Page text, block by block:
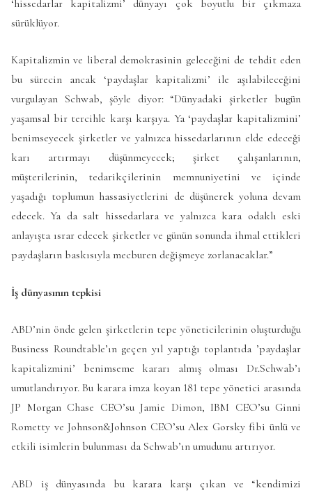
‘hissedarlar kapitalizmi’ dünyayı çok boyutlu bir çıkmaza
sürüklüyor.
Kapitalizmin ve liberal demokrasinin geleceğini de tehdit eden
bu sürecin ancak ‘paydaşlar kapitalizmi’ ile aşılabileceğini
vurgulayan Schwab, şöyle diyor: “Dünyadaki şirketler bugün
yaşamsal bir tercihle karşı karşıya. Ya ‘paydaşlar kapitalizmini’
benimseyecek şirketler ve yalnızca hissedarlarının elde edeceği
karı artırmayı düşünmeyecek; şirket çalışanlarının,
müşterilerinin, tedarikçilerinin memnuniyetini ve içinde
yaşadığı toplumun hassasiyetlerini de düşünerek yoluna devam
edecek. Ya da salt hissedarlara ve yalnızca kara odaklı eski
anlayışta ısrar edecek şirketler ve günün sonunda ihmal ettikleri
paydaşların baskısıyla mecburen değişmeye zorlanacaklar.”
İş dünyasının tepkisi
ABD’nin önde gelen şirketlerin tepe yöneticilerinin oluşturduğu
Business Roundtable’ın geçen yıl yaptığı toplantıda ’paydaşlar
kapitalizmini’ benimseme kararı almış olması Dr.Schwab’ı
umutlandırıyor. Bu karara imza koyan 181 tepe yönetici arasında
JP Morgan Chase CEO’su Jamie Dimon, IBM CEO’su Ginni
Rometty ve Johnson&Johnson CEO’su Alex Gorsky fibi ünlü ve
etkili isimlerin bulunması da Schwab’ın umudunu artırıyor.
ABD iş dünyasında bu karara karşı çıkan ve “kendimizi